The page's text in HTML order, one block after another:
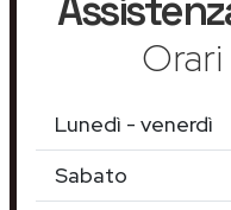
Lunedì - venerdì
Sabato